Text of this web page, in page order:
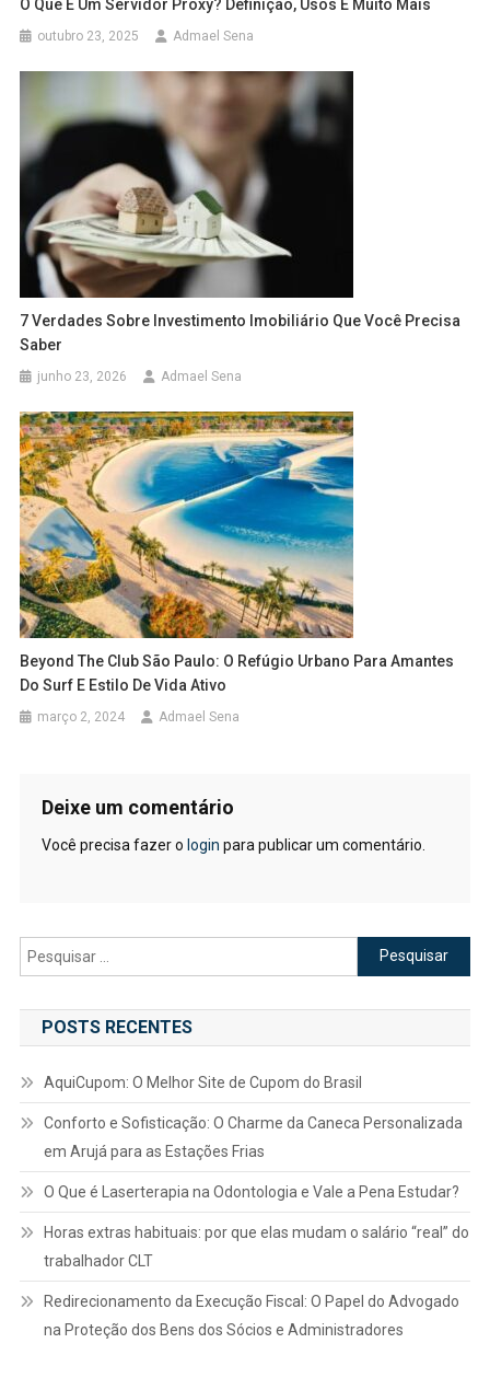
O Que É Um Servidor Proxy? Definição, Usos E Muito Mais
outubro 23, 2025 Admael Sena
7 Verdades Sobre Investimento Imobiliário Que Você Precisa
Saber
junho 23, 2026 Admael Sena
Beyond The Club São Paulo: O Refúgio Urbano Para Amantes
Do Surf E Estilo De Vida Ativo
março 2, 2024 Admael Sena
Deixe um comentário
Você precisa fazer o login para publicar um comentário.
Pesquisar
por:
POSTS RECENTES
AquiCupom: O Melhor Site de Cupom do Brasil
Conforto e Sofisticação: O Charme da Caneca Personalizada
em Arujá para as Estações Frias
O Que é Laserterapia na Odontologia e Vale a Pena Estudar?
Horas extras habituais: por que elas mudam o salário “real” do
trabalhador CLT
Redirecionamento da Execução Fiscal: O Papel do Advogado
na Proteção dos Bens dos Sócios e Administradores